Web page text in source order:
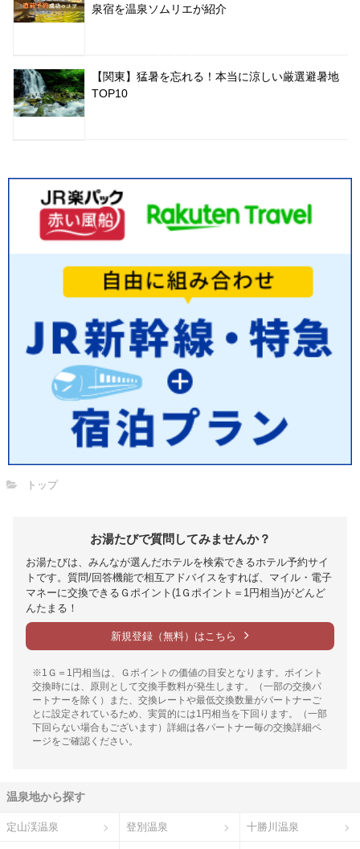
泉宿を温泉ソムリエが紹介
【関東】猛暑を忘れる！本当に涼しい厳選避暑地
TOP10
トップ
お湯たびで質問してみませんか？
お湯たびは、みんなが選んだホテルを検索できるホテル予約サイ
トです。質問/回答機能で相互アドバイスをすれば、マイル・電子
マネーに交換できるＧポイント(1Ｇポイント＝1円相当)がどんど
んたまる！
新規登録（無料）はこちら
※1Ｇ＝1円相当は、Ｇポイントの価値の目安となります。ポイント
交換時には、原則として交換手数料が発生します。（一部の交換パ
ートナーを除く）また、交換レートや最低交換数量がパートナーご
とに設定されているため、実質的には1円相当を下回ります。（一部
下回らない場合もございます）詳細は各パートナー毎の交換詳細ペ
ージをご確認ください。
温泉地から探す
定山渓温泉 登別温泉 十勝川温泉